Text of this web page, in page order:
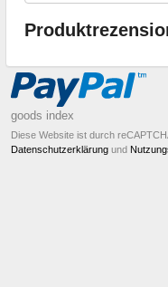
goods index
Diese Website ist durch
Datenschutzerklärung und